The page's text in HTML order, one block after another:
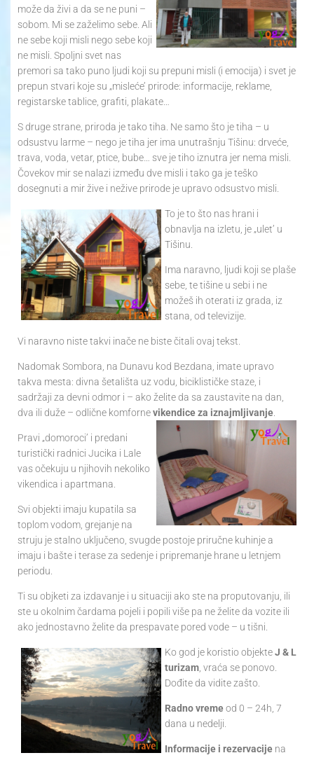
može da živi a da se ne puni –
sobom. Mi se zaželimo sebe. Ali
ne sebe koji misli nego sebe koji
ne misli. Spoljni svet nas
premori sa tako puno ljudi koji su prepuni misli (i emocija) i svet je
prepun stvari koje su „misleće’ prirode: informacije, reklame,
registarske tablice, grafiti, plakate…
S druge strane, priroda je tako tiha. Ne samo što je tiha – u
odsustvu larme – nego je tiha jer ima unutrašnju Tišinu: drveće,
trava, voda, vetar, ptice, bube… sve je tiho iznutra jer nema misli.
Čovekov mir se nalazi između dve misli i tako ga je teško
dosegnuti a mir žive i nežive prirode je upravo odsustvo misli.
To je to što nas hrani i
obnavlja na izletu, je „ulet’ u
Tišinu.
Ima naravno, ljudi koji se plaše
sebe, te tišine u sebi i ne
možeš ih oterati iz grada, iz
stana, od televizije.
Vi naravno niste takvi inače ne biste čitali ovaj tekst.
Nadomak Sombora, na Dunavu kod Bezdana, imate upravo
takva mesta: divna šetališta uz vodu, biciklističke staze, i
sadržaji za devni odmor i – ako želite da sa zaustavite na dan,
dva ili duže – odlične komfornevikendice za iznajmljivanje
Pravi „domoroci’ i predani
turistički radnici Jucika i Lale
vas očekuju u njihovih nekoliko
vikendica i apartmana.
Svi objekti imaju kupatila sa
toplom vodom, grejanje na
struju je stalno uključeno, svugde postoje priručne kuhinje a
imaju i bašte i terase za sedenje i pripremanje hrane u letnjem
periodu.
Ti su objketi za izdavanje i u situaciji ako ste na proputovanju, ili
ste u okolnim čardama pojeli i popili više pa ne želite da vozite ili
ako jednostavno želite da prespavate pored vode – u tišni.
Ko god je koristio objekteJ & L
turizam , vraća se ponovo.
Dođite da vidite zašto.
Radno vremeod 0 – 24h, 7
dana u nedelji.
Informacije i rezervacije na